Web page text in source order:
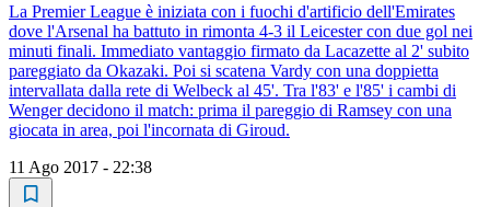
La Premier League è iniziata con i fuochi d'artificio dell'Emirates
dove l'Arsenal ha battuto in rimonta 4-3 il Leicester con due gol nei
minuti finali. Immediato vantaggio firmato da Lacazette al 2' subito
pareggiato da Okazaki. Poi si scatena Vardy con una doppietta
intervallata dalla rete di Welbeck al 45'. Tra l'83' e l'85' i cambi di
Wenger decidono il match: prima il pareggio di Ramsey con una
giocata in area, poi l'incornata di Giroud.
11 Ago 2017 - 22:38